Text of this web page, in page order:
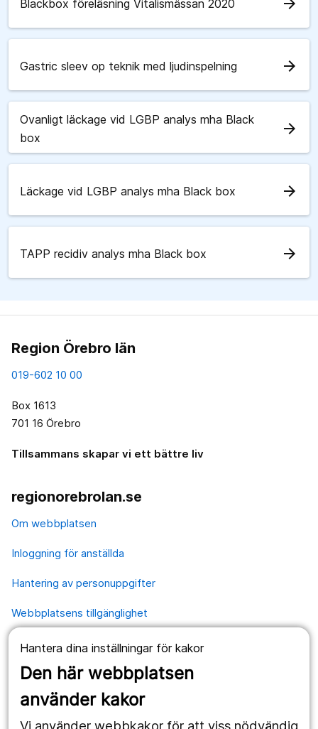
Hantera dina inställningar för kakor
Den här webbplatsen
använder kakor
Vi använder webbkakor för att viss nödvändig
Blackbox föreläsning Vitalismässan 2020
Gastric sleev op teknik med ljudinspelning arrow_forward
Ovanligt läckage vid LGBP analys mha Black
box
arrow_forward
Läckage vid LGBP analys mha Black box arrow_forward
TAPP recidiv analys mha Black box arrow_forward
Region Örebro län
019-602 10 00
Box 1613
701 16 Örebro
Tillsammans skapar vi ett bättre liv
regionorebrolan.se
Om webbplatsen
Inloggning för anställda
Hantering av personuppgifter
Webbplatsens tillgänglighet
Våra webbplatser
1177.se